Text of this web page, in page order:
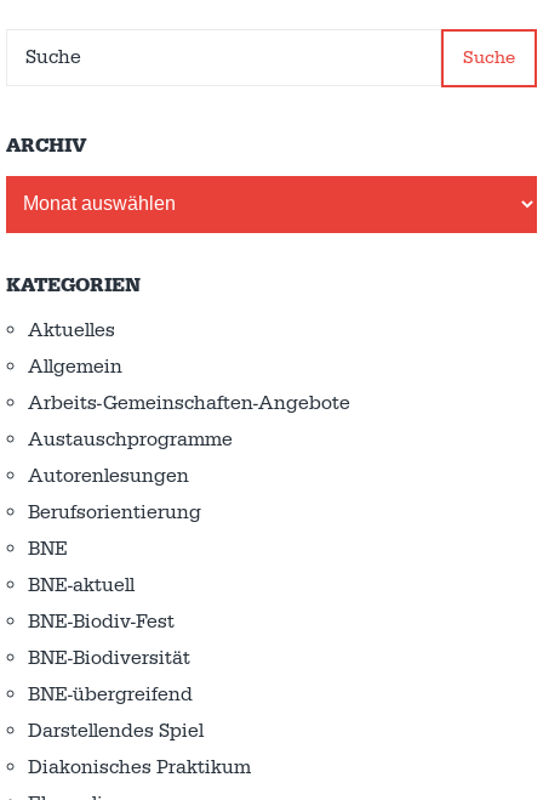
Suche
ARCHIV
KATEGORIEN
Aktuelles
Allgemein
Arbeits-Gemeinschaften-Angebote
Austausch­programme
Autorenlesungen
Berufsorientierung
BNE
BNE-aktuell
BNE-Biodiv-Fest
BNE-Biodiversität
BNE-übergreifend
Darstellendes Spiel
Diakonisches Praktikum